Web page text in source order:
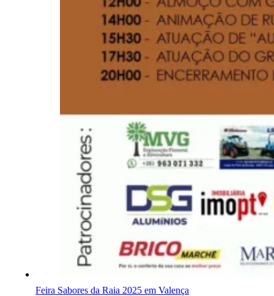
Feira Sabores da Raia 2025 em Valença